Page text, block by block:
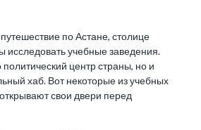
по Астане, столице
исследовать учебные заведения.
политический центр страны, но и
хаб. Вот некоторые из учебных
свои двери перед